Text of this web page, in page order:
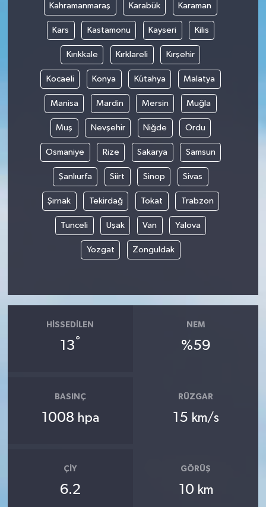
Kahramanmaraş Karabük Karaman
Kars Kastamonu Kayseri Kilis
Kırıkkale Kırklareli Kırşehir
Kocaeli Konya Kütahya Malatya
Manisa Mardin Mersin Muğla
Muş Nevşehir Niğde Ordu
Osmaniye Rize Sakarya Samsun
Şanlıurfa Siirt Sinop Sivas
Şırnak Tekirdağ Tokat Trabzon
Tunceli Uşak Van Yalova
Yozgat Zonguldak
HISSEDILEN
13°
NEM
%59
BASINÇ
1008 hpa
RÜZGAR
15 km/s
ÇIY
6.2
GÖRÜŞ
10 km